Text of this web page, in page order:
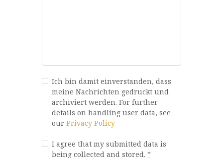
Ich bin damit einverstanden, dass
meine Nachrichten gedruckt und
archiviert werden. For further
details on handling user data, see
our Privacy Policy
I agree that my submitted data is
being collected and stored. *